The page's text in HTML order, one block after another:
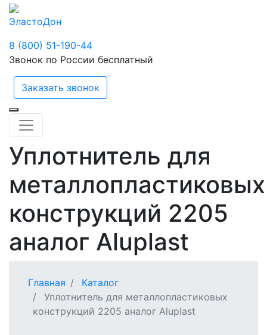
ЭластоДон
8 (800) 51-190-44
Звонок по России бесплатный
Заказать звонок
Уплотнитель для
металлопластиковых
конструкций 2205
аналог Aluplast
Главная
Каталог
Уплотнитель для металлопластиковых
конструкций 2205 аналог Aluplast